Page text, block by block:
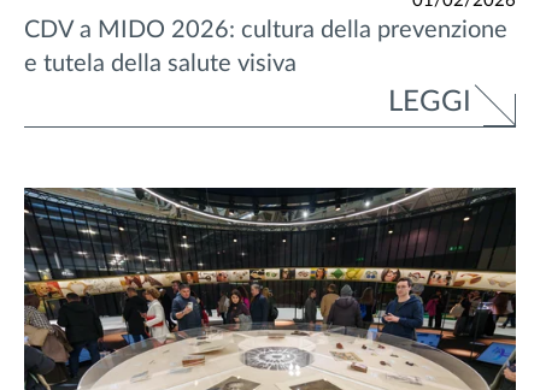
CDV a MIDO 2026: cultura della prevenzione
e tutela della salute visiva
LEGGI